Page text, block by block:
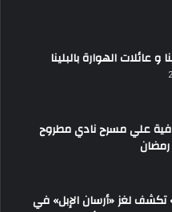
و عائلات الهوارة بالبلينا
علي مسرح نادي مطروح
تكشف لغز «أرسان الإبل» في